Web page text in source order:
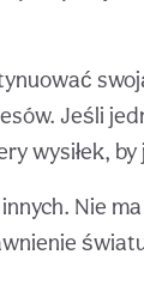
Jeśli
wysiłek,
Nie